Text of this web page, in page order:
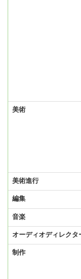
美術
美術進行
編集
音楽
オーディオディレクタ
制作